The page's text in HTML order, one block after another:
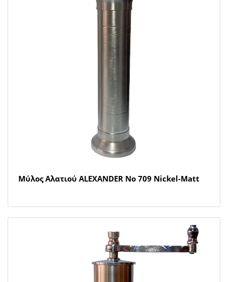
Μύλος Αλατιού ALEXANDER Νο 709 Nickel-Matt